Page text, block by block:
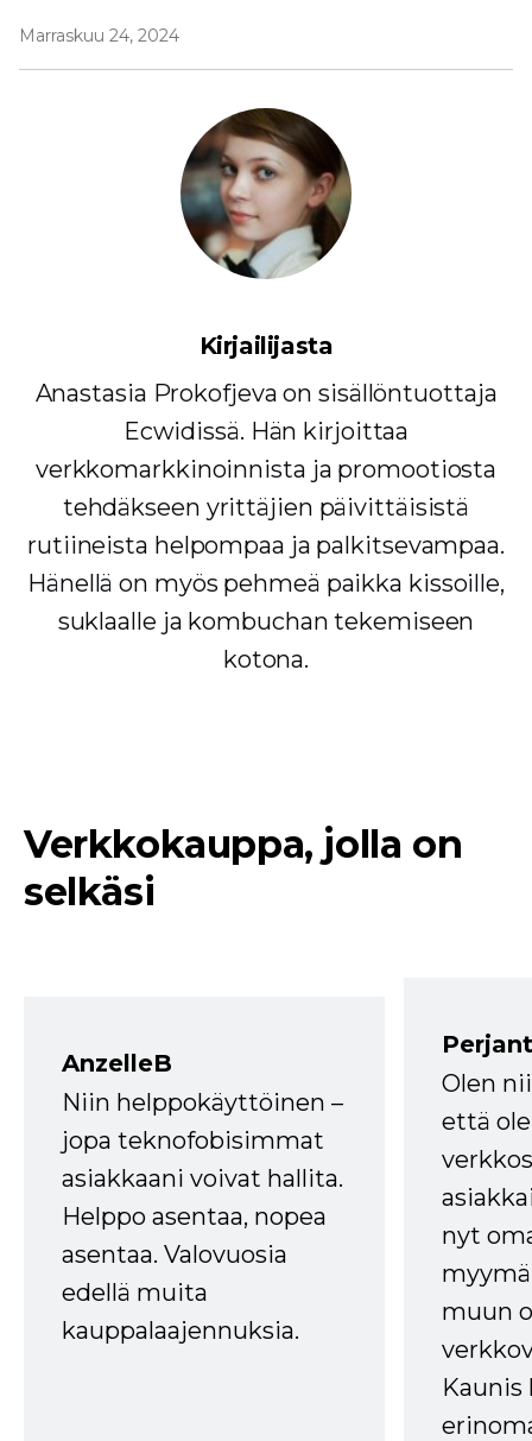
Marraskuu 24, 2024
Kirjailijasta
Anastasia Prokofjeva on sisällöntuottaja
Ecwidissä. Hän kirjoittaa
verkkomarkkinoinnista ja promootiosta
tehdäkseen yrittäjien päivittäisistä
rutiineista helpompaa ja palkitsevampaa.
Hänellä on myös pehmeä paikka kissoille,
suklaalle ja kombuchan tekemiseen
kotona.
Verkkokauppa, jolla on
selkäsi
AnzelleB
Niin helppokäyttöinen –
jopa teknofobisimmat
asiakkaani voivat hallita.
Helppo asentaa, nopea
asentaa. Valovuosia
edellä muita
kauppalaajennuksia.
Olen
että
nyt
muun
Kaunis